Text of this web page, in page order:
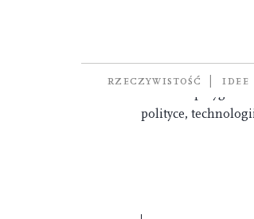
RZECZYWISTOŚĆ IDEE
Pismo.
„Pismo” to
standardami
polityce,